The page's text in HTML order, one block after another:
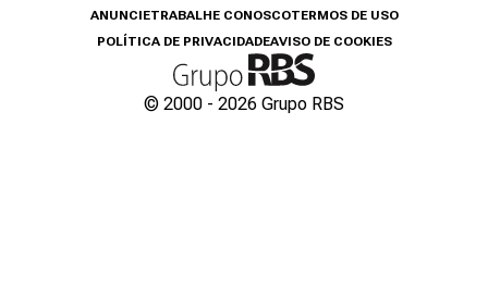
ANUNCIETRABALHE CONOSCOTERMOS DE USO
POLÍTICA DE PRIVACIDADEAVISO DE COOKIES
© 2000 - 2026 Grupo RBS